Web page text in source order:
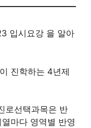
입시요강 을 알아
진학하는 4년제
로선택과목은 반
마다 영역별 반영